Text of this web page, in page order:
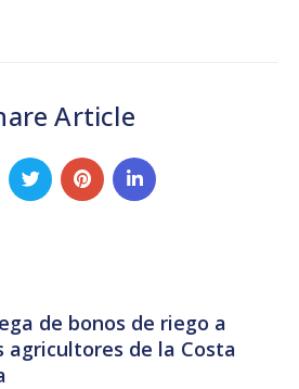
Article
de bonos de riego a
agricultores de la Costa